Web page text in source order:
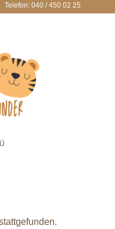
Telefon: 040 / 450 02 25